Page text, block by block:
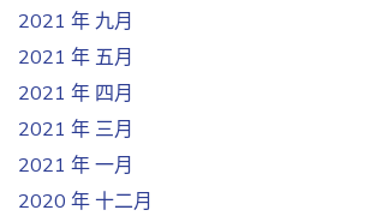
2021 年 九月
2021 年 五月
2021 年 四月
2021 年 三月
2021 年 一月
2020 年 十二月